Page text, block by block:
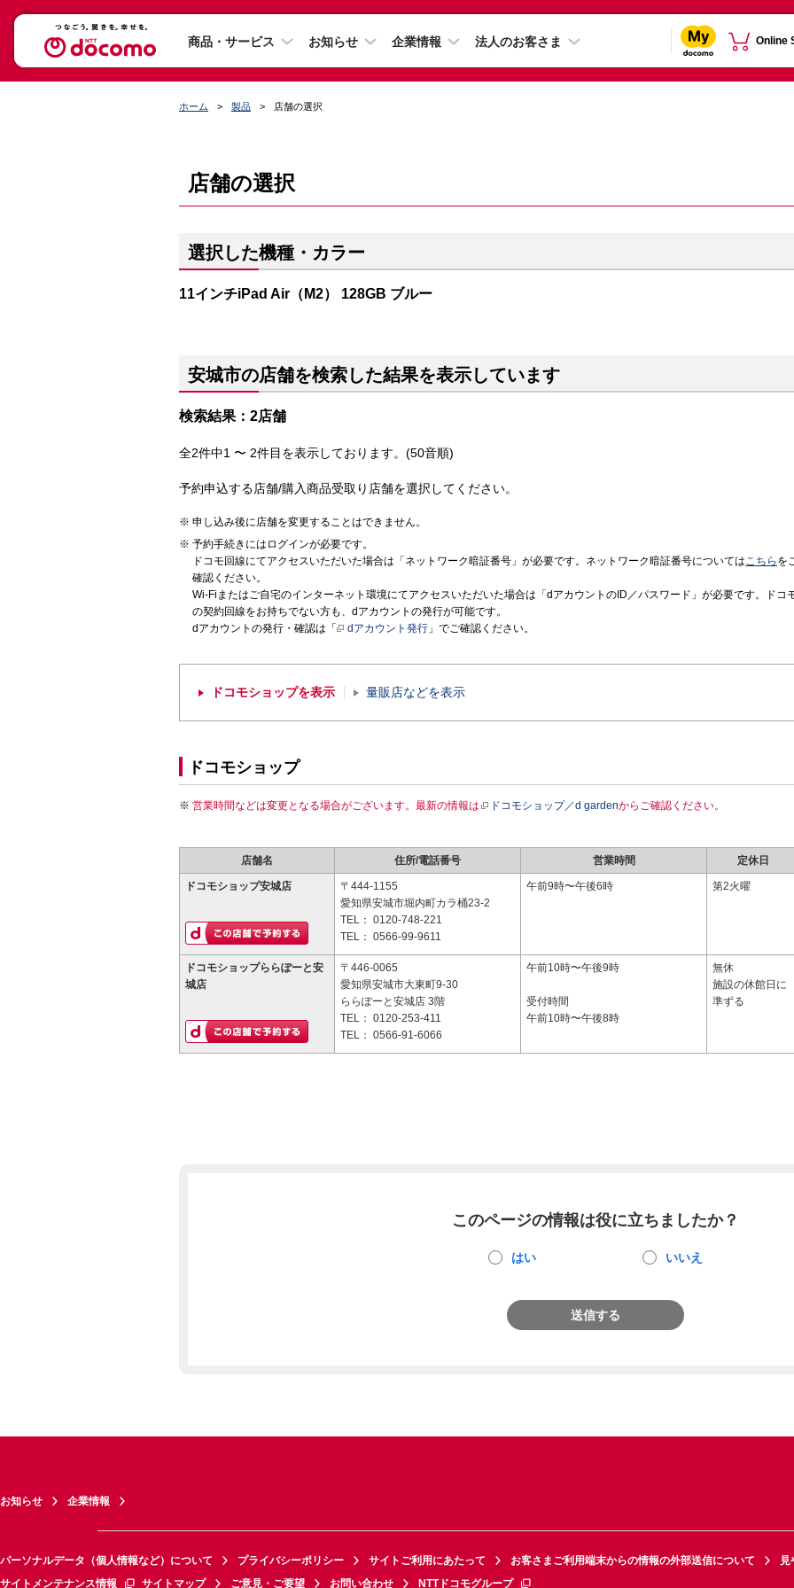
商品・サービス お知らせ 企業情報 法人のお客さま Online
ホーム 製品 店舗の選択
店舗の選択
選択した機種・カラー
11インチiPad Air（M2） 128GB ブルー
安城市の店舗を検索した結果を表示しています
検索結果：2店舗
全2件中1 〜 2件目を表示しております。(50音順)
予約申込する店舗/購入商品受取り店舗を選択してください。
申し込み後に店舗を変更することはできません。
予約手続きにはログインが必要です。
ドコモ回線にてアクセスいただいた場合は「ネットワーク暗証番号」が必要です。ネットワーク暗証番号についてはこちら を
確認ください。
Wi-Fiまたはご自宅のインターネット環境にてアクセスいただいた場合は「dアカウントのID／パスワード」が必要です。ドコ
の契約回線をお持ちでない方も、dアカウントの発行が可能です。
dアカウントの発行・確認は「
dアカウント発行 」でご確認ください。
ドコモショップを表示 量販店などを表示
ドコモショップ
営業時間などは変更となる場合がございます。最新の情報は ドコモショップ／d gardenからご確認ください。
店舗名 住所/電話番号 営業時間 定休日
ドコモショップ安城店
〒444-1155
愛知県安城市堀内町カラ桶23-2
TEL： 0120-748-221
TEL： 0566-99-9611
午前9時〜午後6時 第2火曜
ドコモショップららぽーと安
城店
〒446-0065
愛知県安城市大東町9-30
ららぽーと安城店 3階
TEL： 0120-253-411
TEL： 0566-91-6066
午前10時〜午後9時
受付時間
午前10時〜午後8時
無休
施設の休館日に
準ずる
このページの情報は役に立ちましたか？
はい いいえ
送信する
お知らせ 企業情報
パーソナルデータ（個人情報など）について プライバシーポリシー サイトご利用にあたって お客さまご利用端末からの情報の外部送信について
見
サイトメンテナンス情報
サイトマップ ご意見・ご要望 お問い合わせ NTTドコモグループ